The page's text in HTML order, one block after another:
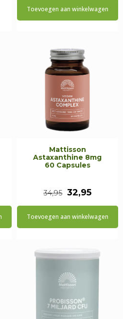
Toevoegen aan winkelwagen
Mattisson
Astaxanthine 8mg
60 Capsules
34,95
prijs
32,95
prijs
is:
Toevoegen aan winkelwagen